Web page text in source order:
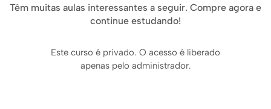
Têm muitas aulas interessantes a seguir. Compre agora e
continue estudando!
Este curso é privado. O acesso é liberado
apenas pelo administrador.